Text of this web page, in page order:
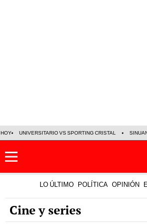
HOY UNIVERSITARIO VS SPORTING CRISTAL
LO ÚLTIMO POLÍTICA OPINIÓN
Cine y series